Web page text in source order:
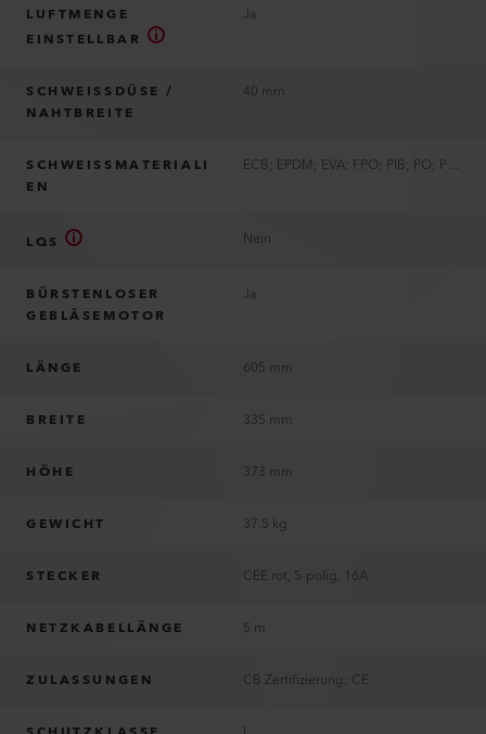
LUFTMENGE
EINSTELLBAR
Ja
SCHWEISSDÜSE /
NAHTBREITE
40 mm
SCHWEISSMATERIALI
EN
LQS Nein
BÜRSTENLOSER
GEBLÄSEMOTOR
Ja
LÄNGE 605 mm
BREITE 335 mm
HÖHE 373 mm
GEWICHT 37.5 kg
STECKER CEE rot, 5-polig, 16A
NETZKABELLÄNGE 5 m
ZULASSUNGEN CB Zertifizierung; CE